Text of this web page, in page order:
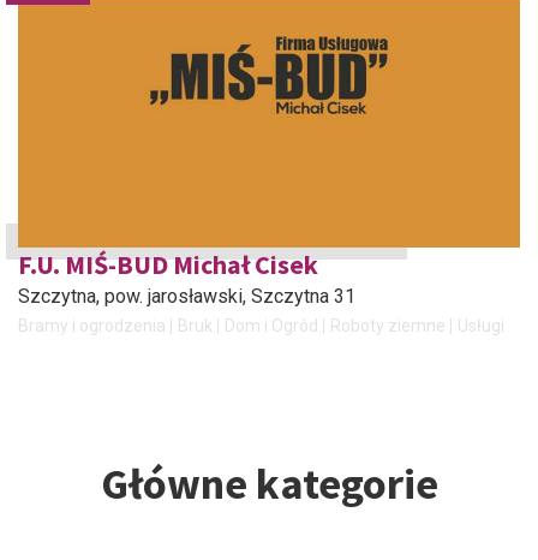
F.U. MIŚ-BUD Michał Cisek
Szczytna, pow. jarosławski, Szczytna 31
Bramy i ogrodzenia Bruk Dom i Ogród Roboty ziemne Usługi
Główne kategorie